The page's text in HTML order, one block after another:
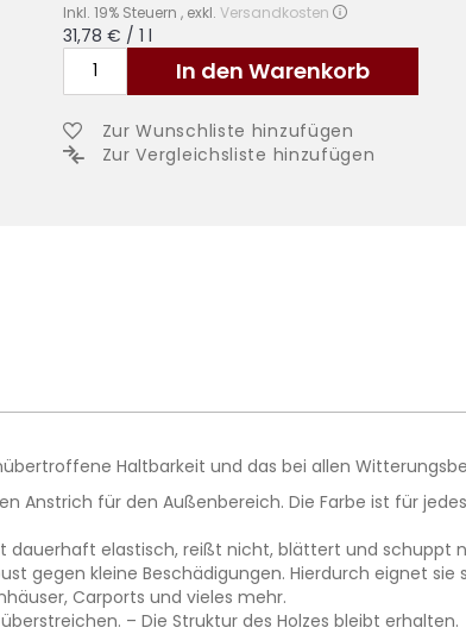
Inkl. 19% Steuern , exkl. Versandkosten
31,78 € / 1 l
In den Warenkorb
Zur Wunschliste hinzufügen
Zur Vergleichsliste hinzufügen
Haltbarkeit und das bei allen
für den Außenbereich. Die Farbe ist für
dauerhaft elastisch, reißt nicht, blättert und schuppt
gegen kleine Beschädigungen. Hierdurch eignet sie
Carports und vieles mehr.
– Die Struktur des Holzes bleibt erhalten.